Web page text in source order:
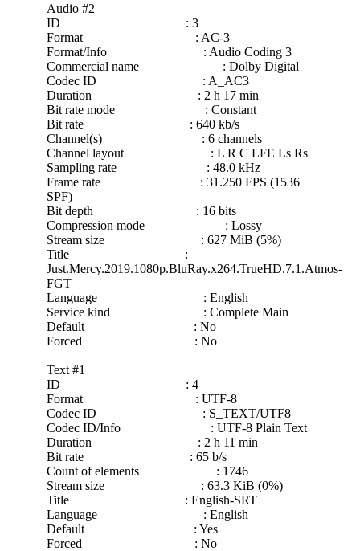
Audio #2
ID : 3
Format : AC-3
Format/Info : Audio Coding 3
Commercial name : Dolby Digital
Codec ID : A_AC3
Duration : 2 h 17 min
Bit rate mode : Constant
Bit rate : 640 kb/s
Channel(s) : 6 channels
Channel layout : L R C LFE Ls Rs
Sampling rate : 48.0 kHz
Frame rate : 31.250 FPS (1536
SPF)
Bit depth : 16 bits
Compression mode : Lossy
Stream size : 627 MiB (5%)
Title :
Just.Mercy.2019.1080p.BluRay.x264.TrueHD.7.1.Atmos-
FGT
Language : English
Service kind : Complete Main
Default : No
Forced : No
Text #1
ID : 4
Format : UTF-8
Codec ID : S_TEXT/UTF8
Codec ID/Info : UTF-8 Plain Text
Duration : 2 h 11 min
Bit rate : 65 b/s
Count of elements : 1746
Stream size : 63.3 KiB (0%)
Title : English-SRT
Language : English
Default : Yes
Forced : No